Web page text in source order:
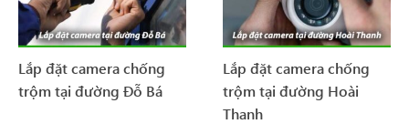
Lắp đặt camera chống
trộm tại đường Đỗ Bá
Lắp đặt camera chống
trộm tại đường Hoài
Thanh